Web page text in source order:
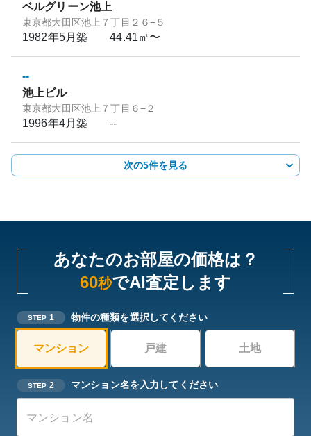
ベルグリーン池上
東京都大田区池上７丁目２６−５
1982年5月築 44.41㎡〜
--
池上ビル
東京都大田区池上７丁目６−２
1996年4月築 --
次の5件を見る
あなたのお部屋の価格は？
60秒でAI査定します
STEP 1 物件の種類を選択してください
マンション 戸建 土地
STEP 2 マンション名を入力してください